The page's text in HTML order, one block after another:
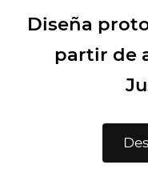
Diseña
partir de